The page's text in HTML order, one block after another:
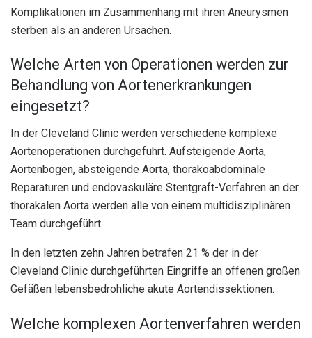
Komplikationen im Zusammenhang mit ihren Aneurysmen
sterben als an anderen Ursachen.
Welche Arten von Operationen werden zur
Behandlung von Aortenerkrankungen
eingesetzt?
In der Cleveland Clinic werden verschiedene komplexe
Aortenoperationen durchgeführt. Aufsteigende Aorta,
Aortenbogen, absteigende Aorta, thorakoabdominale
Reparaturen und endovaskuläre Stentgraft-Verfahren an der
thorakalen Aorta werden alle von einem multidisziplinären
Team durchgeführt.
In den letzten zehn Jahren betrafen 21 % der in der
Cleveland Clinic durchgeführten Eingriffe an offenen großen
Gefäßen lebensbedrohliche akute Aortendissektionen.
Welche komplexen Aortenverfahren werden